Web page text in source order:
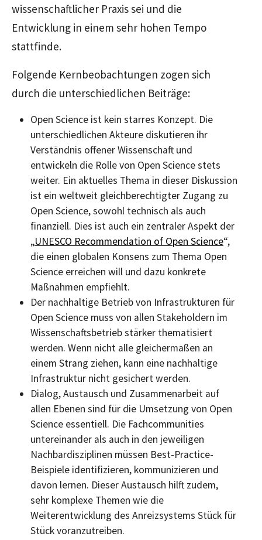
wissenschaftlicher Praxis sei und die
Entwicklung in einem sehr hohen Tempo
stattfinde.
Folgende Kernbeobachtungen zogen sich
durch die unterschiedlichen Beiträge:
Open Science ist kein starres Konzept. Die
unterschiedlichen Akteure diskutieren ihr
Verständnis offener Wissenschaft und
entwickeln die Rolle von Open Science stets
weiter. Ein aktuelles Thema in dieser Diskussion
ist ein weltweit gleichberechtigter Zugang zu
Open Science, sowohl technisch als auch
finanziell. Dies ist auch ein zentraler Aspekt der
„UNESCO Recommendation of Open Science“,
die einen globalen Konsens zum Thema Open
Science erreichen will und dazu konkrete
Maßnahmen empfiehlt.
Der nachhaltige Betrieb von Infrastrukturen für
Open Science muss von allen Stakeholdern im
Wissenschaftsbetrieb stärker thematisiert
werden. Wenn nicht alle gleichermaßen an
einem Strang ziehen, kann eine nachhaltige
Infrastruktur nicht gesichert werden.
Dialog, Austausch und Zusammenarbeit auf
allen Ebenen sind für die Umsetzung von Open
Science essentiell. Die Fachcommunities
untereinander als auch in den jeweiligen
Nachbardisziplinen müssen Best-Practice-
Beispiele identifizieren, kommunizieren und
davon lernen. Dieser Austausch hilft zudem,
sehr komplexe Themen wie die
Weiterentwicklung des Anreizsystems Stück für
Stück voranzutreiben.